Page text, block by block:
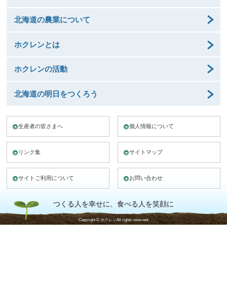
北海道の農業について
ホクレンとは
ホクレンの活動
北海道の明日をつくろう
生産者の皆さまへ 個人情報について
リンク集 サイトマップ
サイトご利用について お問い合わせ
つくる人を幸せに、食べる人を笑顔に
Copyright © ホクレンAll rights reserved.